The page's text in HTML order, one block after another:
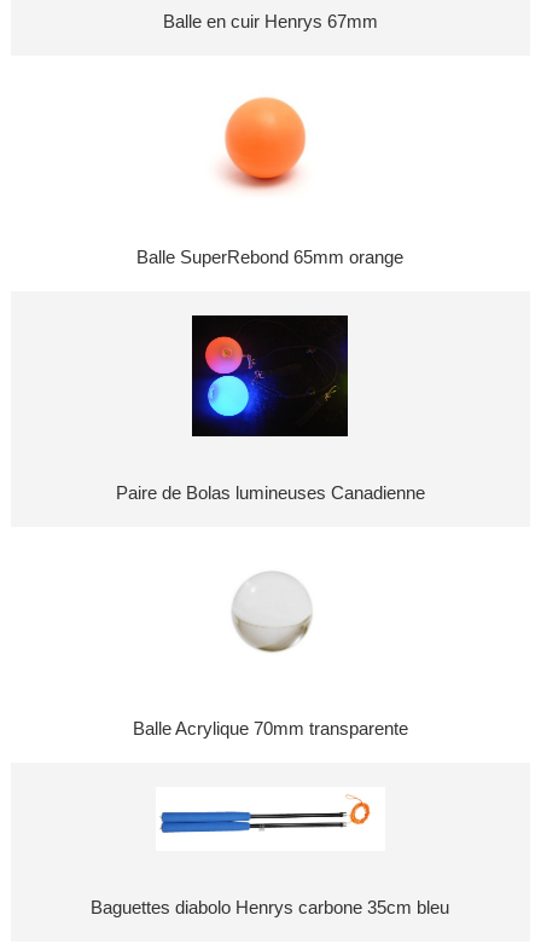
Balle en cuir Henrys 67mm
Balle SuperRebond 65mm orange
Paire de Bolas lumineuses Canadienne
Balle Acrylique 70mm transparente
Baguettes diabolo Henrys carbone 35cm bleu